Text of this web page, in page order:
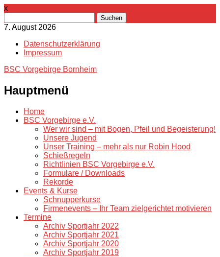
x
nach:
7. August 2026
Datenschutzerklärung
Impressum
BSC Vorgebirge Bornheim
Hauptmenü
Zum
Inhalt
Home
BSC Vorgebirge e.V.
Wer wir sind – mit Bogen, Pfeil und Begeisterung!
Unsere Jugend
Unser Training – mehr als nur Robin Hood
Schießregeln
Richtlinien BSC Vorgebirge e.V.
Formulare / Downloads
Rekorde
Events & Kurse
Schnupperkurse
Firmenevents – Ihr Team zielgerichtet motivieren
Termine
Archiv Sportjahr 2022
Archiv Sportjahr 2021
Archiv Sportjahr 2020
Archiv Sportjahr 2019